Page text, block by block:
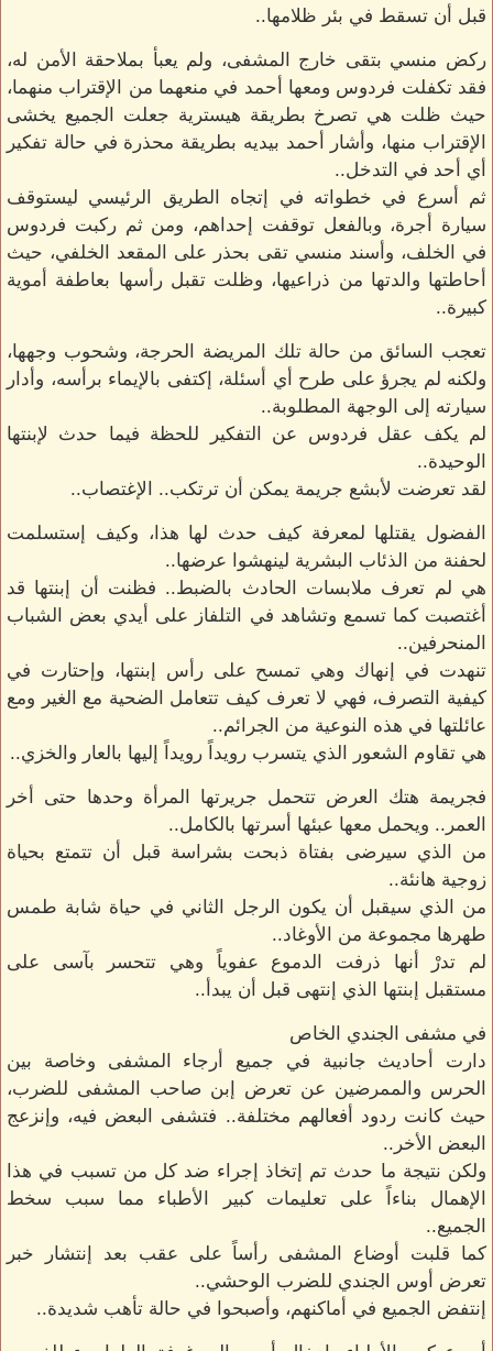
قبل أن تسقط في بئر ظلامها..
ركض منسي بتقى خارج المشفى، ولم يعبأ بملاحقة الأمن له،
فقد تكفلت فردوس ومعها أحمد في منعهما من الإقتراب منهما،
حيث ظلت هي تصرخ بطريقة هيسترية جعلت الجميع يخشى
الإقتراب منها، وأشار أحمد بيديه بطريقة محذرة في حالة تفكير
أي أحد في التدخل..
ثم أسرع في خطواته في إتجاه الطريق الرئيسي ليستوقف
سيارة أجرة، وبالفعل توقفت إحداهم، ومن ثم ركبت فردوس
في الخلف، وأسند منسي تقى بحذر على المقعد الخلفي، حيث
أحاطتها والدتها من ذراعيها، وظلت تقبل رأسها بعاطفة أموية
كبيرة..
تعجب السائق من حالة تلك المريضة الحرجة، وشحوب وجهها،
ولكنه لم يجرؤ على طرح أي أسئلة، إكتفى بالإيماء برأسه، وأدار
سيارته إلى الوجهة المطلوبة..
لم يكف عقل فردوس عن التفكير للحظة فيما حدث لإبنتها
الوحيدة..
لقد تعرضت لأبشع جريمة يمكن أن ترتكب.. الإغتصاب..
الفضول يقتلها لمعرفة كيف حدث لها هذا، وكيف إستسلمت
لحفنة من الذئاب البشرية لينهشوا عرضها..
هي لم تعرف ملابسات الحادث بالضبط.. فظنت أن إبنتها قد
أغتصبت كما تسمع وتشاهد في التلفاز على أيدي بعض الشباب
المنحرفين..
تنهدت في إنهاك وهي تمسح على رأس إبنتها، وإحتارت في
كيفية التصرف، فهي لا تعرف كيف تتعامل الضحية مع الغير ومع
عائلتها في هذه النوعية من الجرائم..
هي تقاوم الشعور الذي يتسرب رويداً رويداً إليها بالعار والخزي..
فجريمة هتك العرض تتحمل جريرتها المرأة وحدها حتى أخر
العمر.. ويحمل معها عبئها أسرتها بالكامل..
من الذي سيرضى بفتاة ذبحت بشراسة قبل أن تتمتع بحياة
زوجية هانئة..
من الذي سيقبل أن يكون الرجل الثاني في حياة شابة طمس
طهرها مجموعة من الأوغاد..
لم تدرْ أنها ذرفت الدموع عفوياً وهي تتحسر بآسى على
مستقبل إبنتها الذي إنتهى قبل أن يبدأ..
في مشفى الجندي الخاص
دارت أحاديث جانبية في جميع أرجاء المشفى وخاصة بين
الحرس والممرضين عن تعرض إبن صاحب المشفى للضرب،
حيث كانت ردود أفعالهم مختلفة.. فتشفى البعض فيه، وإنزعج
البعض الأخر..
ولكن نتيجة ما حدث تم إتخاذ إجراء ضد كل من تسبب في هذا
الإهمال بناءاً على تعليمات كبير الأطباء مما سبب سخط
الجميع..
كما قلبت أوضاع المشفى رأساً على عقب بعد إنتشار خبر
تعرض أوس الجندي للضرب الوحشي..
إنتفض الجميع في أماكنهم، وأصبحوا في حالة تأهب شديدة..